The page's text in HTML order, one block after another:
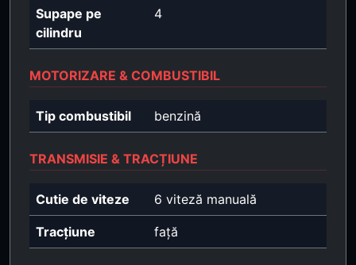
Supape pe
cilindru
4
MOTORIZARE & COMBUSTIBIL
Tip combustibil benzină
TRANSMISIE & TRACȚIUNE
Cutie de viteze 6 viteză manuală
Tracțiune față